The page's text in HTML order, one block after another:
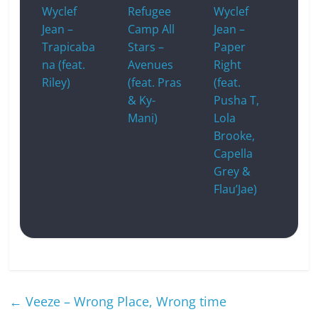
Wyclef
Jean –
Trapicaba
na (feat.
Riley)
Refugee
Camp All
Stars –
Avenues
(feat. Pras
& Ky-
Mani)
Wyclef
Jean –
Paper
Right
(feat.
Pusha T,
Lola
Brooke,
Capella
Grey &
Flau’Jae)
← Veeze – Wrong Place, Wrong time